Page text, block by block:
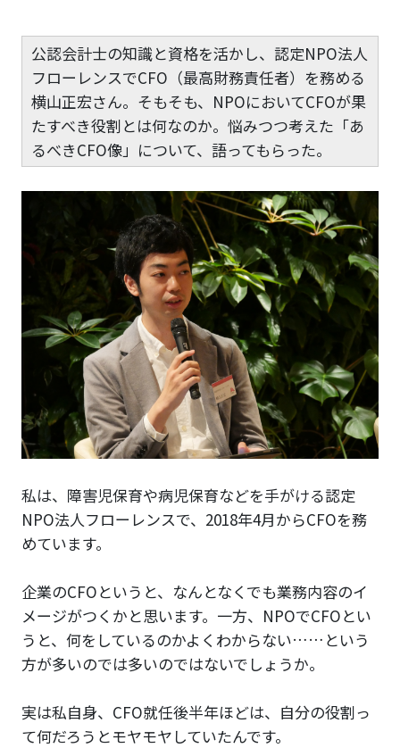
公認会計士の知識と資格を活かし、認定NPO法人
フローレンスでCFO（最高財務責任者）を務める
横山正宏さん。そもそも、NPOにおいてCFOが果
たすべき役割とは何なのか。悩みつつ考えた「あ
るべきCFO像」について、語ってもらった。
私は、障害児保育や病児保育などを手がける認定
NPO法人フローレンスで、2018年4月からCFOを務
めています。
企業のCFOというと、なんとなくでも業務内容のイ
メージがつくかと思います。一方、NPOでCFOとい
うと、何をしているのかよくわからない……という
方が多いのでは多いのではないでしょうか。
実は私自身、CFO就任後半年ほどは、自分の役割っ
て何だろうとモヤモヤしていたんです。